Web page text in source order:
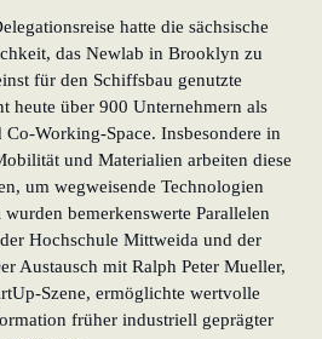
hatte die sächsische
das Newlab in Brooklyn zu
für den Schiffsbau genutzte
heute über 900 Unternehmern als
Working-Space. Insbesondere in
und Materialien arbeiten diese
um wegweisende Technologien
bemerkenswerte Parallelen
Hochschule Mittweida und der
Austausch mit Ralph Peter Mueller,
Szene, ermöglichte wertvolle
früher industriell geprägter